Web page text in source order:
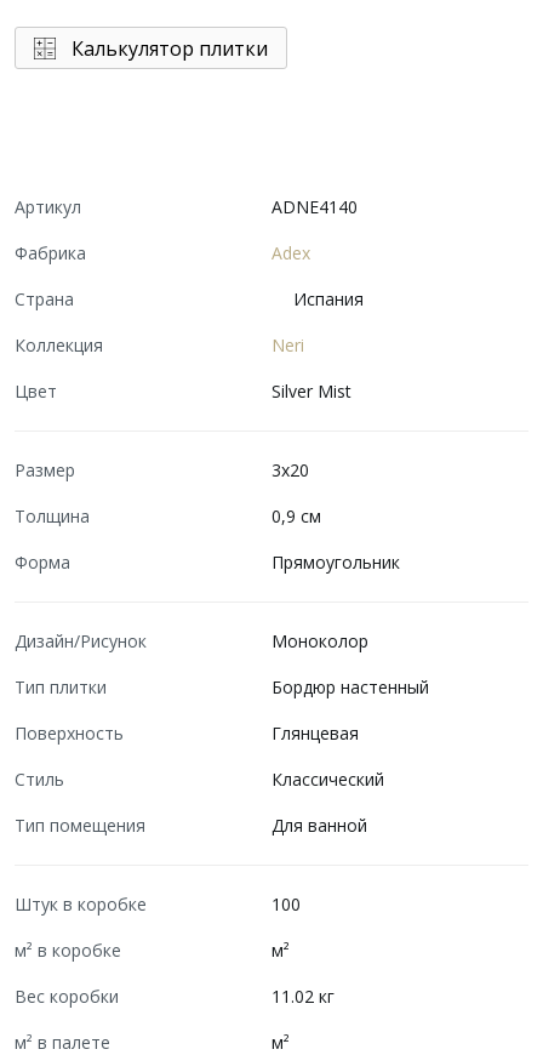
Калькулятор плитки
Артикул
ADNE4140
Фабрика
Adex
Страна
Испания
Коллекция
Neri
Цвет
Silver Mist
Размер
3x20
Толщина
0,9 см
Форма
Прямоугольник
Дизайн/Рисунок
Моноколор
Тип плитки
Бордюр настенный
Поверхность
Глянцевая
Стиль
Классический
Тип помещения
Для ванной
Штук в коробке
100
м² в коробке
м²
Вес коробки
11.02 кг
м² в палете
м²